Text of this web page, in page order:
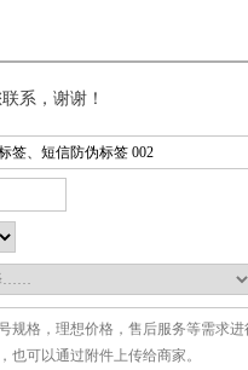
系，谢谢！